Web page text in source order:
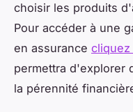
choisir les produits
Pour accéder à une
en assurance cliquez
permettra d'explorer
la pérennité